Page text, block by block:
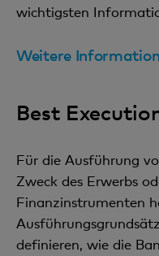
wichtigsten
Weitere
Best
Für die Ausführung
Zweck des Erwerbs
Finanzinstrumenten
definieren, wie die